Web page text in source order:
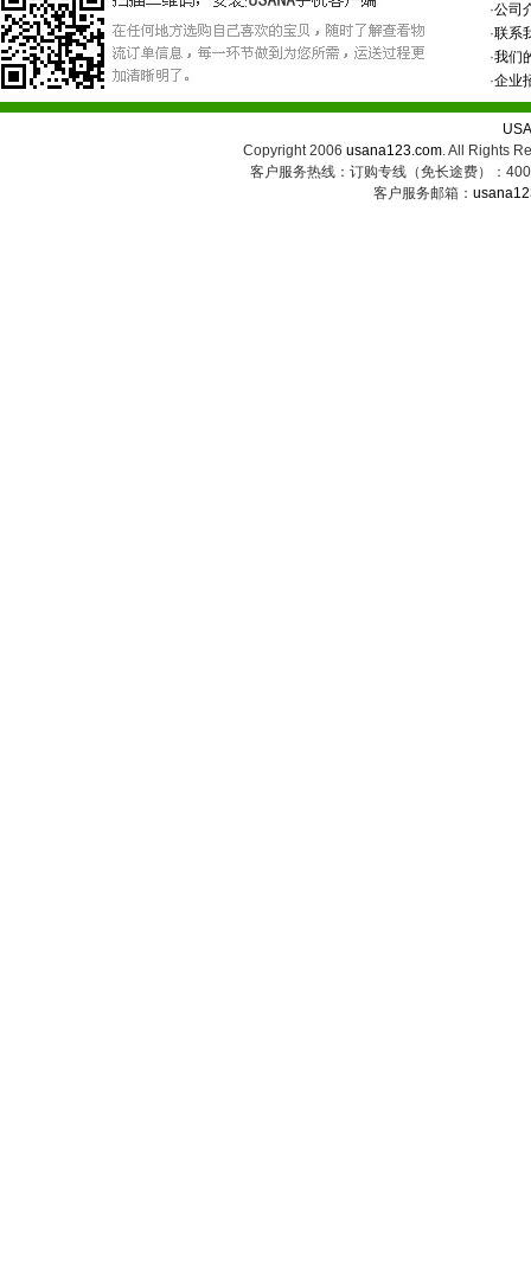
·公司
·联系
·我们
·企业
Copyright 2006 usana123.com. All Rights
客户服务热线：订购专线（免长途费）：
客户服务邮箱：